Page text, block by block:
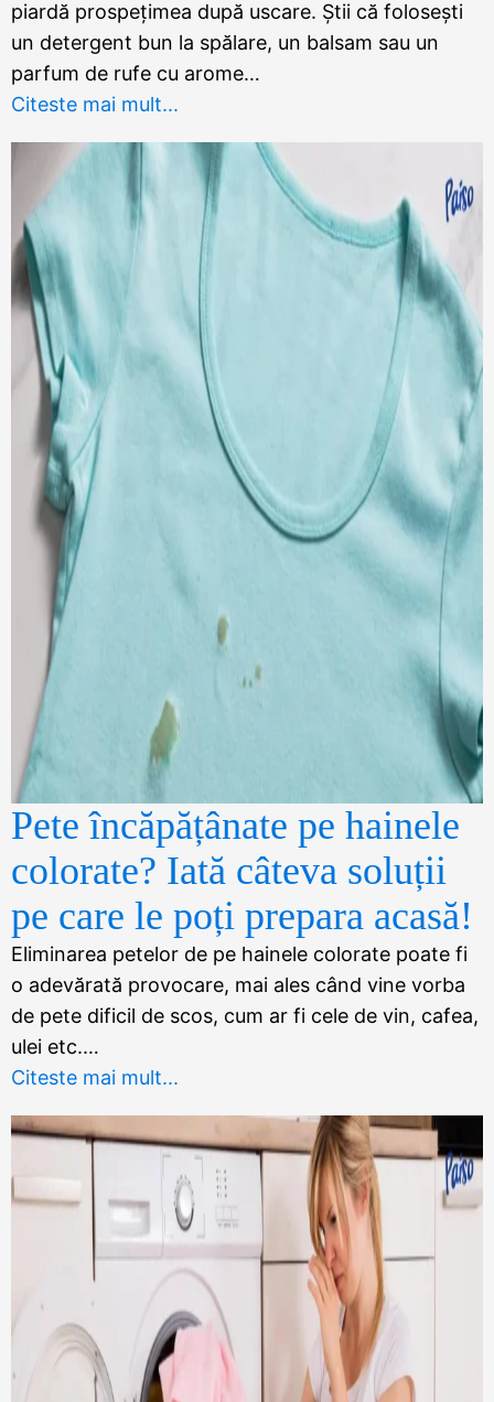
piardă prospețimea după uscare. Știi că folosești
un detergent bun la spălare, un balsam sau un
parfum de rufe cu arome…
Citeste mai mult...
Pete încăpățânate pe hainele
colorate? Iată câteva soluții
pe care le poți prepara acasă!
Eliminarea petelor de pe hainele colorate poate fi
o adevărată provocare, mai ales când vine vorba
de pete dificil de scos, cum ar fi cele de vin, cafea,
ulei etc.…
Citeste mai mult...